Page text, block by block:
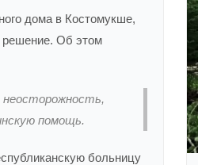
дома в Костомукше,
решение. Об этом
неосторожность,
помощь.
больницу